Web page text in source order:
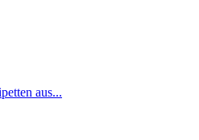
aus...